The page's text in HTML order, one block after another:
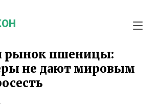
рынок пшеницы:
не дают мировым